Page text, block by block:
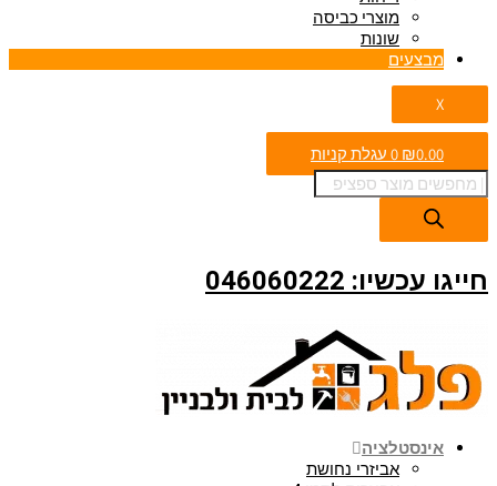
מוצרי כביסה
שונות
מבצעים
X
₪0.00
0 עגלת קניות
חייגו עכשיו: 046060222
אינסטלציה
אביזרי נחושת